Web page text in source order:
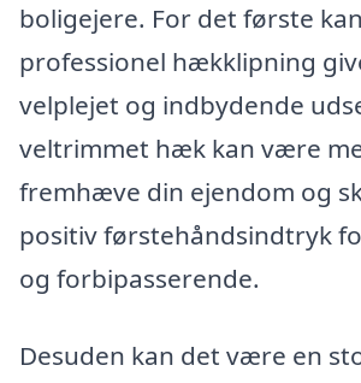
boligejere. For det første
professionel hækklipning
velplejet og indbydende
veltrimmet hæk kan være
fremhæve din ejendom og
positiv førstehåndsindtryk
og forbipasserende.
Desuden kan det være en